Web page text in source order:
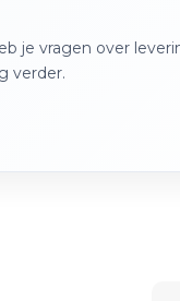
je vragen over
verder.